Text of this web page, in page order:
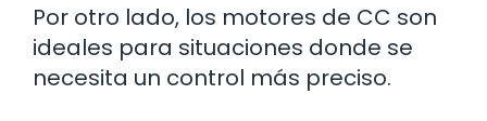
Por otro lado, los motores de CC son
ideales para situaciones donde se
necesita un control más preciso.